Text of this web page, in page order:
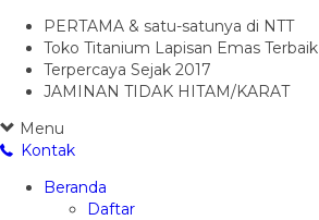
PERTAMA & satu-satunya di NTT
Toko Titanium Lapisan Emas Terbaik
Terpercaya Sejak 2017
JAMINAN TIDAK HITAM/KARAT
Menu
Kontak
Beranda
Daftar